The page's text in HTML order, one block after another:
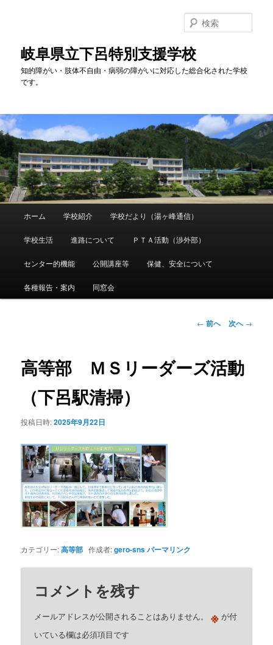
岐阜県立下呂特別支援学校
知的障がい・肢体不自由・病弱の障がいに対応した総合化された学校
です。
索
メ
イ
ン
コ
ン
ツ
へ
移
動
ホーム 学校紹介 学校だより（湯ヶ峰通信）
学校生活 進路について ＰＴＡ活動（渉外部）
センター的機能 公開講座等 保健、安全について
各種報告・案内 同窓会
投
ビ
ゲ
← 前へ 次へ→
高等部 ＭＳリーダーズ活動
（下呂駅清掃）
投稿日時:2025年9月22日
カテゴリー:高等部 作成者:gero-snsパーマリンク
コメントを残す
メールアドレスが公開されることはありません。 ※ が付
いている欄は必須項目です